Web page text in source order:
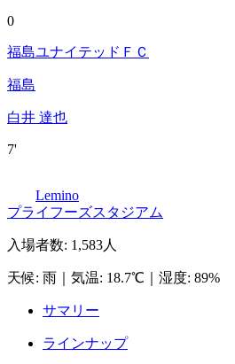
0
福島ユナイテッドＦＣ
福島
白井 達也
7'
Lemino
プライフーズスタジアム
入場者数: 1,583人
天候: 雨 気温: 18.7℃ 湿度: 89%
サマリー
ラインナップ